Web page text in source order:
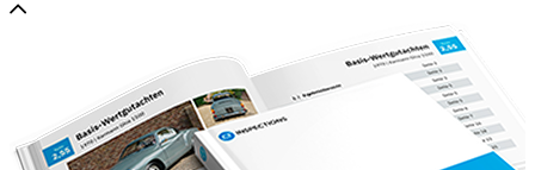
The Vanquish wasn’t just about looks or power. It was technically
ahead of its time. Its chassis, crafted from aluminum and carbon
fiber and co-developed with Lotus, provided a rigid yet lightweight
foundation. Suspension, braking, and chassis dynamics were all
engineered to deliver high-speed composure and long-distance
comfort, exactly what a grand tourer should offer.